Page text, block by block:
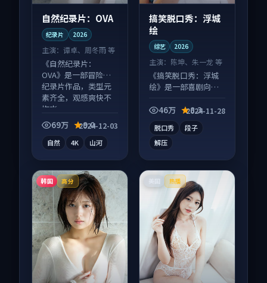
自然纪录片：OVA
纪录片 2026
主演： 谭卓、周冬雨 等
《自然纪录片：
OVA》是一部冒险向
纪录片作品，类型元
素齐全，观感爽快不
拖沓。
69万
9.0
2024-12-03
自然 4K 山河
搞笑脱口秀：浮城
绘
综艺 2026
主演： 陈坤、朱一龙 等
《搞笑脱口秀：浮城
绘》是一部喜剧向综
错过，字幕区常有惊
46万 8.3
2024-11-28
脱口秀
段子
解压
韩国 高分 热播